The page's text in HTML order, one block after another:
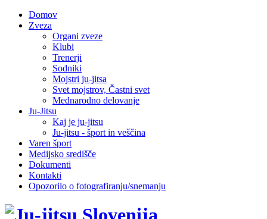
Domov
Zveza
Organi zveze
Klubi
Trenerji
Sodniki
Mojstri ju-jitsa
Svet mojstrov, Častni svet
Mednarodno delovanje
Ju-Jitsu
Kaj je ju-jitsu
Ju-jitsu - šport in veščina
Varen šport
Medijsko središče
Dokumenti
Kontakti
Opozorilo o fotografiranju/snemanju